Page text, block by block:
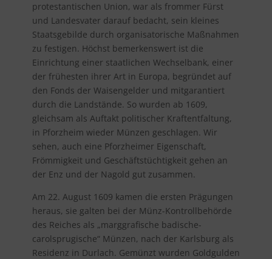
protestantischen Union, war als frommer Fürst
und Landesvater darauf bedacht, sein kleines
Staatsgebilde durch organisatorische Maßnahmen
zu festigen. Höchst bemerkenswert ist die
Einrichtung einer staatlichen Wechselbank, einer
der frühesten ihrer Art in Europa, begründet auf
den Fonds der Waisengelder und mitgarantiert
durch die Landstände. So wurden ab 1609,
gleichsam als Auftakt politischer Kraftentfaltung,
in Pforzheim wieder Münzen geschlagen. Wir
sehen, auch eine Pforzheimer Eigenschaft,
Frömmigkeit und Geschäftstüchtigkeit gehen an
der Enz und der Nagold gut zusammen.
Am 22. August 1609 kamen die ersten Prägungen
heraus, sie galten bei der Münz-Kontrollbehörde
des Reiches als „marggrafische badische-
carolsprugische“ Münzen, nach der Karlsburg als
Residenz in Durlach. Gemünzt wurden Goldgulden